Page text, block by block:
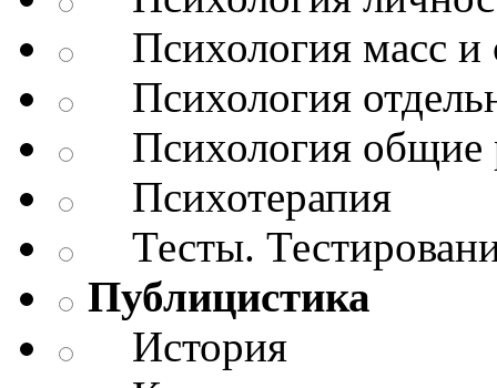
Психология масс и
Психология
Психология общие
Психотерапия
Тесты.
Публицистика
История